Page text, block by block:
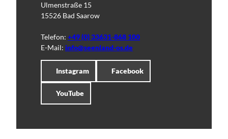
Ulmenstraße 15
15526 Bad Saarow
Telefon: +49 (0) 33631-868 100
E-Mail: info@seenland-os.de
Instagram Facebook
YouTube